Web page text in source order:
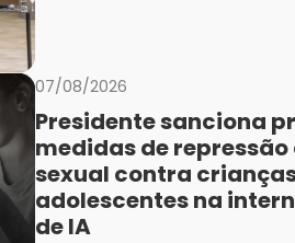
07/08/2026
Presidente sanciona
medidas de
sexual contra
adolescentes na
de IA